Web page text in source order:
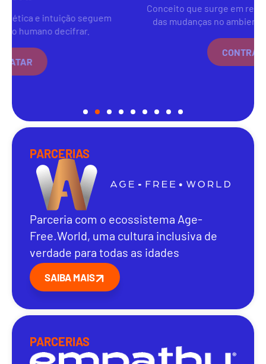
Conceito que surge em resposta à complexidade
das mudanças no ambiente de negócios atual.
PARCERIAS
Parceria com o ecossistema Age-
Free.World, uma cultura inclusiva de
verdade para todas as idades
SAIBA MAIS
PARCERIAS